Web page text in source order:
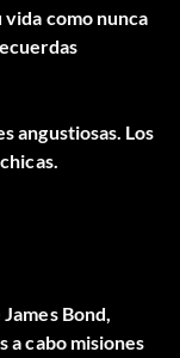
como nunca
angustiosas. Los
Bond,
cabo misiones